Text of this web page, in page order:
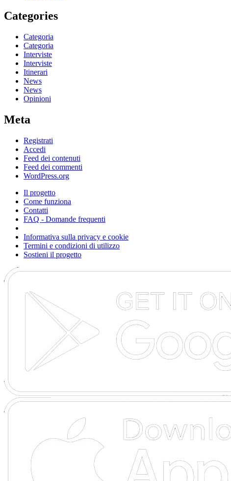
Categories
Categoria
Categoria
Interviste
Interviste
Itinerari
News
News
Opinioni
Meta
Registrati
Accedi
Feed dei contenuti
Feed dei commenti
WordPress.org
Il progetto
Come funziona
Contatti
FAQ - Domande frequenti
Informativa sulla privacy e cookie
Termini e condizioni di utilizzo
Sostieni il progetto